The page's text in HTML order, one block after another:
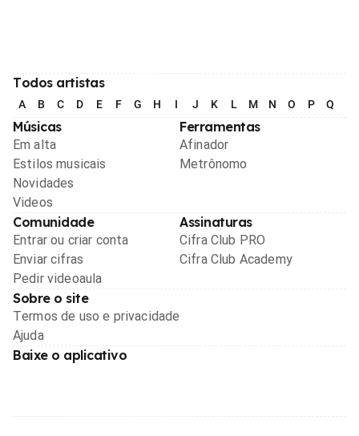
Todos artistas
A B C D E F G H I J K L M N O P Q
Músicas
Em alta
Estilos musicais
Novidades
Videos
Ferramentas
Afinador
Metrônomo
Comunidade
Entrar ou criar conta
Enviar cifras
Pedir videoaula
Assinaturas
Cifra Club PRO
Cifra Club Academy
Sobre o site
Termos de uso e privacidade
Ajuda
Baixe o aplicativo